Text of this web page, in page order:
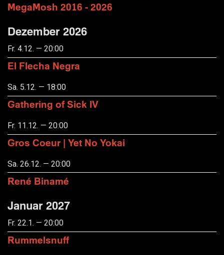
MegaMosh 2016 - 2026
Dezember 2026
Fr. 4.12. — 20:00
El Flecha Negra
Sa. 5.12. — 18:00
Gathering of Sick IV
Fr. 11.12. — 20:00
Gros Coeur | Yet No Yokai
Sa. 26.12. — 20:00
René Binamé
Januar 2027
Fr. 22.1. — 20:00
Rummelsnuff